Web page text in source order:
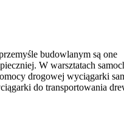
budowlanym są one
W warsztatach
drogowej wyciągarki
do transportowania